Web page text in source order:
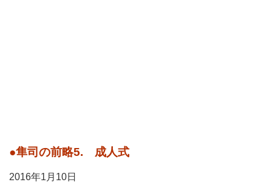
●隼司の前略5. 成人式
2016年1月10日